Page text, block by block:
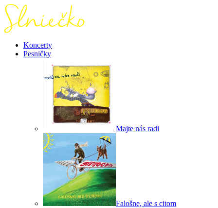
Koncerty
Pesničky
Majte nás radi
Falošne, ale s citom